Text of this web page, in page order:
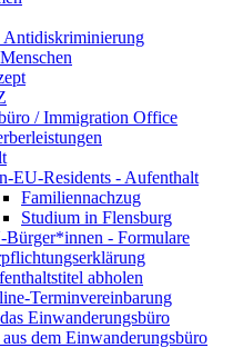
Antidiskriminierung
/ Immigration Office
EU-Residents - Aufenthalt
Familiennachzug
Studium in Flensburg
Bürger*innen - Formulare
abholen
Terminvereinbarung
Einwanderungsbüro
dem Einwanderungsbüro